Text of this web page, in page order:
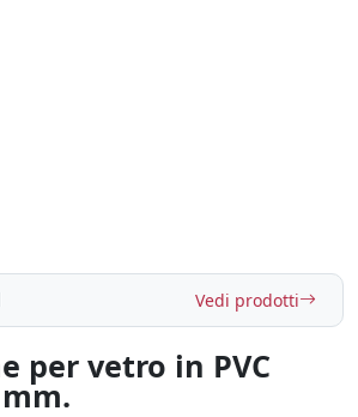
Vedi prodotti
per vetro in PVC